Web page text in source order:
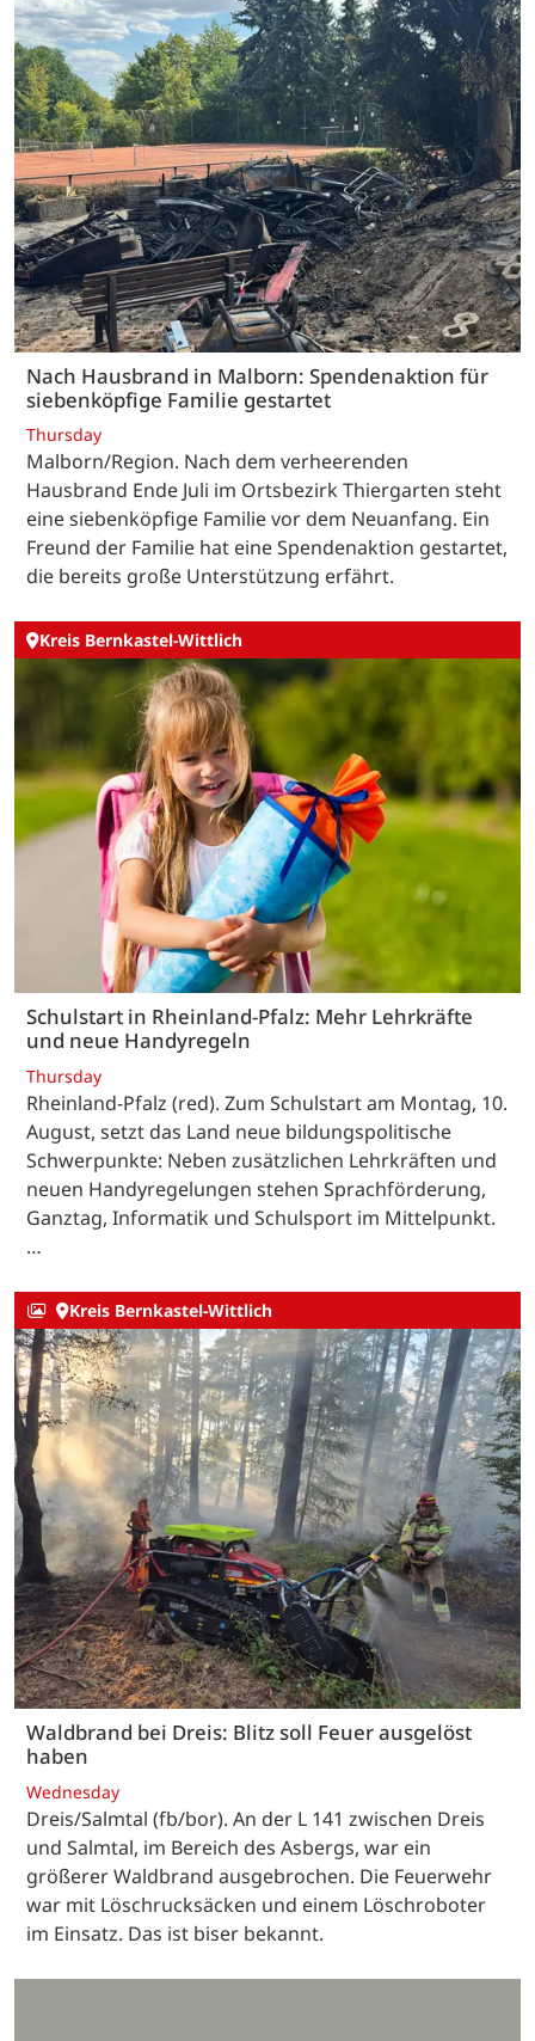
Nach Hausbrand in Malborn: Spendenaktion für
siebenköpfige Familie gestartet
Thursday
Malborn/Region. Nach dem verheerenden
Hausbrand Ende Juli im Ortsbezirk Thiergarten steht
eine siebenköpfige Familie vor dem Neuanfang. Ein
Freund der Familie hat eine Spendenaktion gestartet,
die bereits große Unterstützung erfährt.
Kreis Bernkastel-Wittlich
Schulstart in Rheinland-Pfalz: Mehr Lehrkräfte
und neue Handyregeln
Thursday
Rheinland-Pfalz (red). Zum Schulstart am Montag, 10.
August, setzt das Land neue bildungspolitische
Schwerpunkte: Neben zusätzlichen Lehrkräften und
neuen Handyregelungen stehen Sprachförderung,
Ganztag, Informatik und Schulsport im Mittelpunkt.
…
Kreis Bernkastel-Wittlich
Waldbrand bei Dreis: Blitz soll Feuer ausgelöst
haben
Wednesday
Dreis/Salmtal (fb/bor). An der L 141 zwischen Dreis
und Salmtal, im Bereich des Asbergs, war ein
größerer Waldbrand ausgebrochen. Die Feuerwehr
war mit Löschrucksäcken und einem Löschroboter
im Einsatz. Das ist biser bekannt.